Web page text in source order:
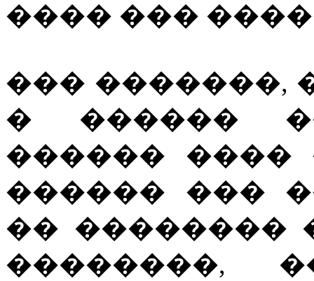
���� ���
��� �������,
� ������
������ ����
������ ���
�� ��������
��������,